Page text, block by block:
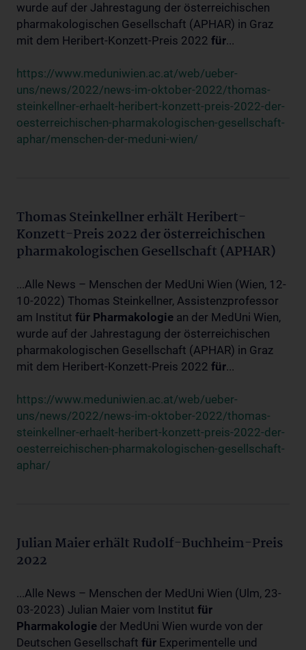
wurde auf der Jahrestagung der österreichischen
pharmakologischen Gesellschaft (APHAR) in Graz
mit dem Heribert-Konzett-Preis 2022 für...
https://www.meduniwien.ac.at/web/ueber-
uns/news/2022/news-im-oktober-2022/thomas-
steinkellner-erhaelt-heribert-konzett-preis-2022-der-
oesterreichischen-pharmakologischen-gesellschaft-
aphar/menschen-der-meduni-wien/
Thomas Steinkellner erhält Heribert-
Konzett-Preis 2022 der österreichischen
pharmakologischen Gesellschaft (APHAR)
...Alle News – Menschen der MedUni Wien (Wien, 12-
10-2022) Thomas Steinkellner, Assistenzprofessor
am Institut für Pharmakologie an der MedUni Wien,
wurde auf der Jahrestagung der österreichischen
pharmakologischen Gesellschaft (APHAR) in Graz
mit dem Heribert-Konzett-Preis 2022 für...
https://www.meduniwien.ac.at/web/ueber-
uns/news/2022/news-im-oktober-2022/thomas-
steinkellner-erhaelt-heribert-konzett-preis-2022-der-
oesterreichischen-pharmakologischen-gesellschaft-
aphar/
Julian Maier erhält Rudolf-Buchheim-Preis
2022
...Alle News – Menschen der MedUni Wien (Ulm, 23-
03-2023) Julian Maier vom Institut für
Pharmakologie der MedUni Wien wurde von der
Deutschen Gesellschaft für Experimentelle und